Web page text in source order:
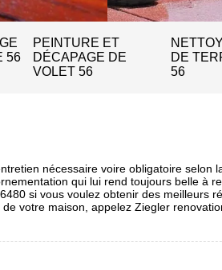
56
PEINTURE ET
DÉCAPAGE DE
VOLET 56
DE
56
nécessaire voire obligatoire
qui lui rend toujours belle à
si vous voulez obtenir des meilleurs
votre maison, appelez Ziegler